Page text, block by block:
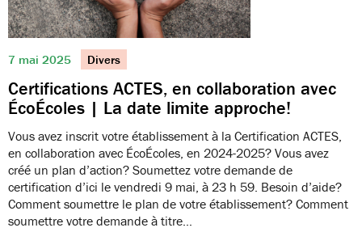
7 mai 2025 Divers
Certifications ACTES, en collaboration avec
ÉcoÉcoles | La date limite approche!
Vous avez inscrit votre établissement à la Certification ACTES,
en collaboration avec ÉcoÉcoles, en 2024-2025? Vous avez
créé un plan d’action? Soumettez votre demande de
certification d’ici le vendredi 9 mai, à 23 h 59. Besoin d’aide?
Comment soumettre le plan de votre établissement? Comment
soumettre votre demande à titre…